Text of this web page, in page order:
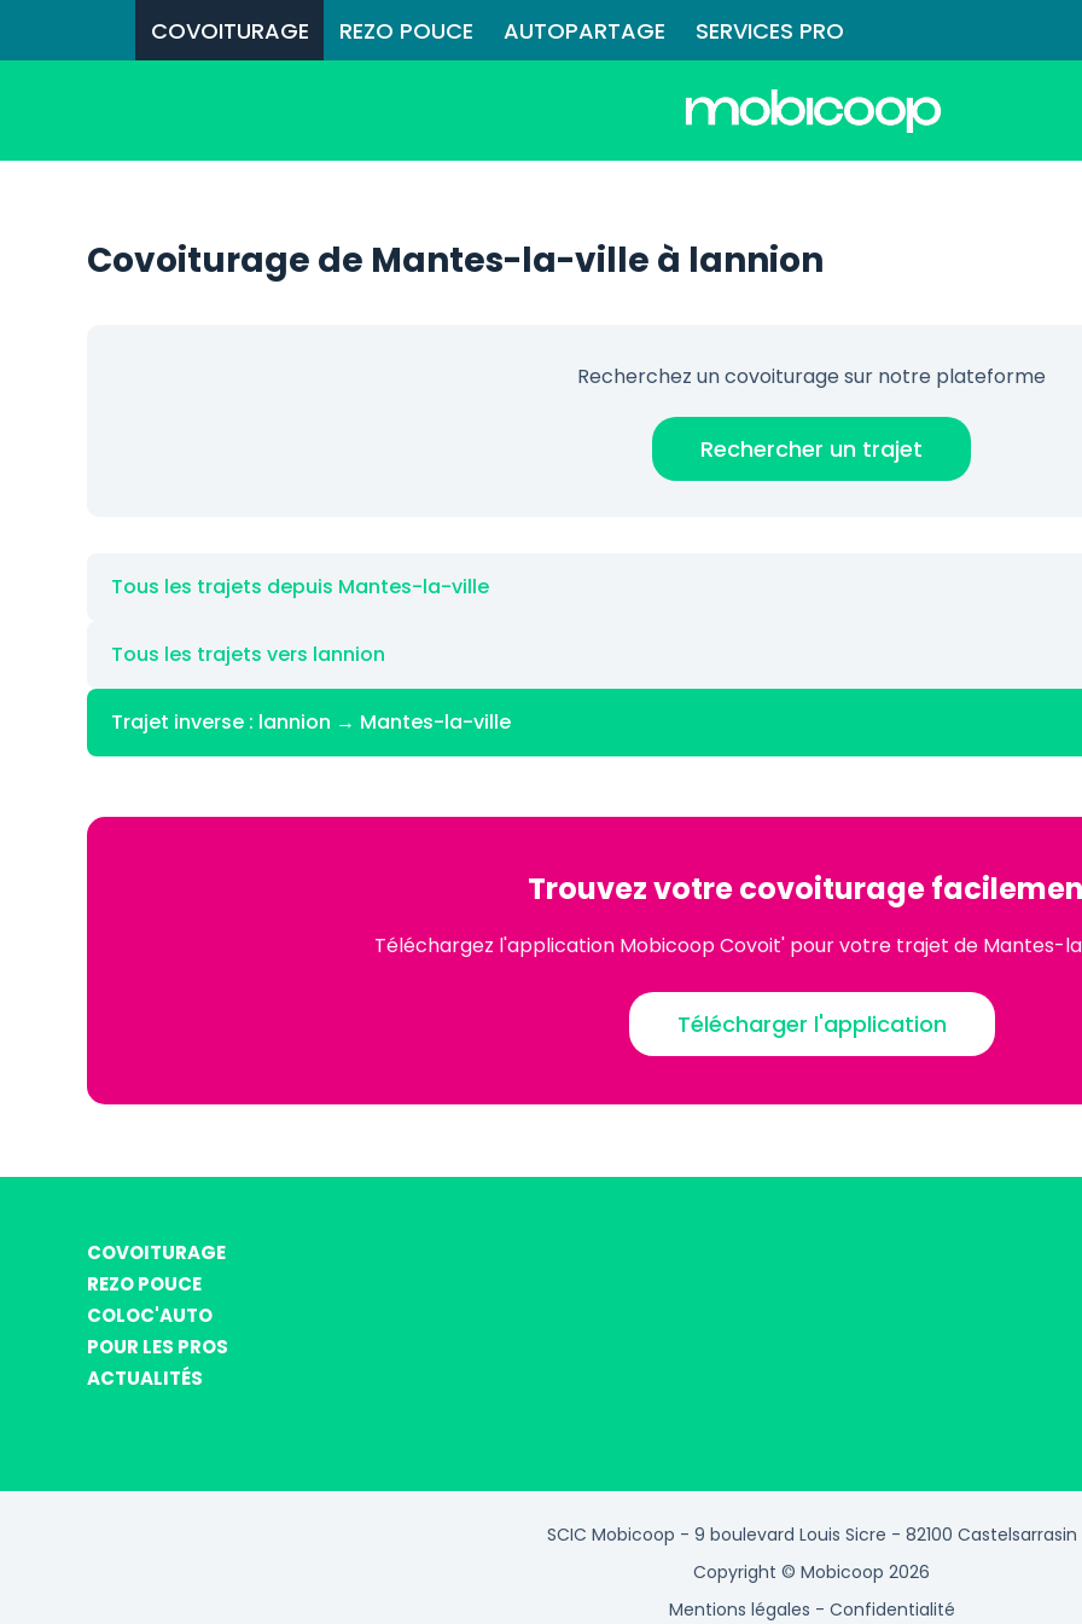
COVOITURAGE REZO POUCE AUTOPARTAGE SERVICES PRO
Covoiturage de Mantes-la-ville à lannion
Recherchez un covoiturage sur notre plateforme
Rechercher un trajet
Tous les trajets depuis Mantes-la-ville
Tous les trajets vers lannion
Trajet inverse : lannion → Mantes-la-ville
Trouvez votre covoiturage
Téléchargez l'application Mobicoop Covoit' pour votre trajet de Mantes-
Télécharger l'application
COVOITURAGE
REZO POUCE
COLOC'AUTO
POUR LES PROS
ACTUALITÉS
SCIC Mobicoop - 9 boulevard Louis Sicre - 82100 Castelsarrasin
Copyright © Mobicoop 2026
Mentions légales - Confidentialité